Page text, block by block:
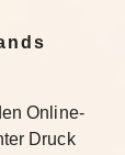
Online-
Druck